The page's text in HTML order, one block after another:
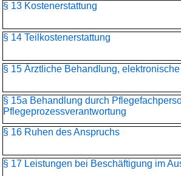
§ 13 Kostenerstattung
§ 14 Teilkostenerstattung
§ 15 Ärztliche Behandlung,
§ 15a Behandlung durch
Pflegeprozessverantwortung
§ 16 Ruhen des Anspruchs
§ 17 Leistungen bei Beschäftigung im